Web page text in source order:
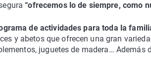
“ofrecemos lo de siempre, como
de actividades para toda la
y abetos que ofrecen una gran
juguetes de madera… Además